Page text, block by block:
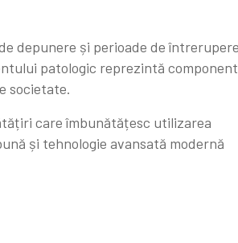
depunere și perioade de
patologic reprezintă
societate.
care îmbunătățesc utilizarea
și tehnologie avansată modernă